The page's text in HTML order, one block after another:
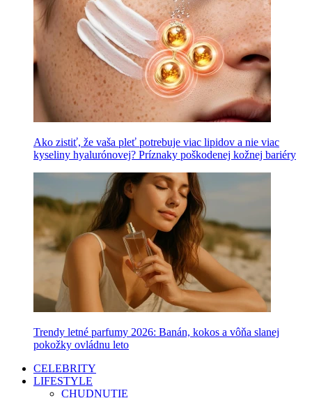
Ako zistiť, že vaša pleť potrebuje viac lipidov a nie viac
kyseliny hyalurónovej? Príznaky poškodenej kožnej bariéry
Trendy letné parfumy 2026: Banán, kokos a vôňa slanej
pokožky ovládnu leto
CELEBRITY
LIFESTYLE
CHUDNUTIE